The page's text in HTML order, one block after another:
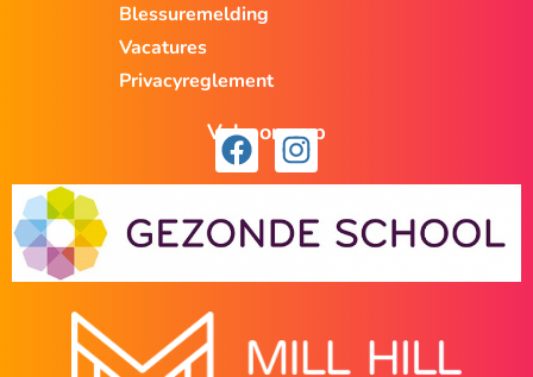
Blessuremelding
Vacatures
Privacyreglement
Volg ons op